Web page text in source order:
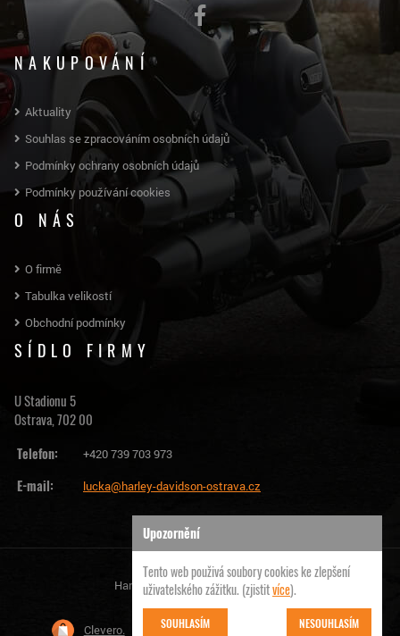
NAKUPOVÁNÍ
Aktuality
Souhlas se zpracováním osobních údajů
Podmínky ochrany osobních údajů
Podmínky používání cookies
O NÁS
O firmě
Tabulka velikostí
Obchodní podmínky
SÍDLO FIRMY
U Stadionu 5
Ostrava, 702 00
Telefon:
+420 739 703 973
E-mail: lucka@harley-davidson-ostrava.cz
Harley Davidson Ostrava | © 2026
Clevero. Chytrý eshop na míru, který Vás nezklame
Upozornění
Tento web použivá soubory cookies ke zlepšení
uživatelského zážitku. (zjistitvíce).
SOUHLASÍM NESOUHLASÍM